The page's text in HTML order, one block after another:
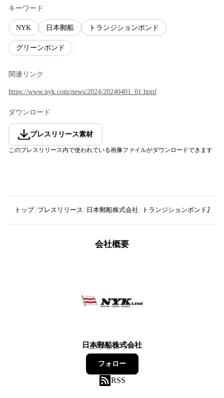
キーワード
NYK 日本郵船 トランジションボンド
グリーンボンド
関連リンク
https://www.nyk.com/news/2024/20240401_01.html
ダウンロード
プレスリリース素材
このプレスリリース内で使われている画像ファイルがダウンロードできます
トップ プレスリリース 日本郵船株式会社 トランジションボンド及
会社概要
日本郵船株式会社
23フォロワー
フォロー
RSS